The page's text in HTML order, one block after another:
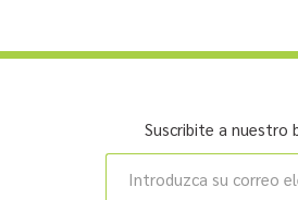
Suscribite a nuestro